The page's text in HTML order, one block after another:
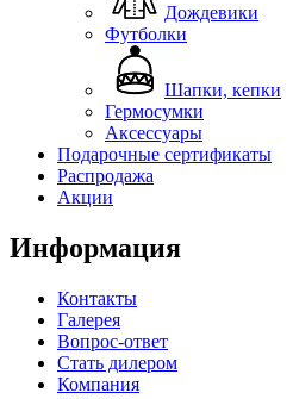
Дождевики
Футболки
Шапки, кепки
Гермосумки
Аксессуары
Подарочные сертификаты
Распродажа
Акции
Информация
Контакты
Галерея
Вопрос-ответ
Стать дилером
Компания